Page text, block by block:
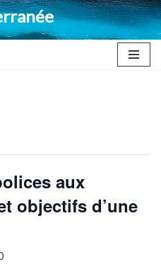
aux
objectifs d’une